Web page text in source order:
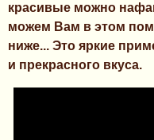
красивые можно
можем Вам в этом
ниже... Это яркие
и прекрасного вкуса.